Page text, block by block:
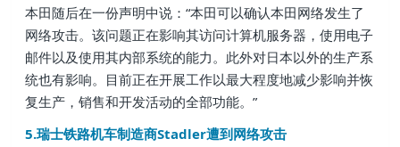
本田随后在一份声明中说：“本田可以确认本田网络发生了
网络攻击。该问题正在影响其访问计算机服务器，使用电子
邮件以及使用其内部系统的能力。此外对日本以外的生产系
统也有影响。目前正在开展工作以最大程度地减少影响并恢
复生产，销售和开发活动的全部功能。”
5.瑞士铁路机车制造商Stadler遭到网络攻击